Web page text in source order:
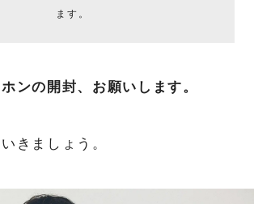
ます。
ンの開封、お願いします。
きましょう。